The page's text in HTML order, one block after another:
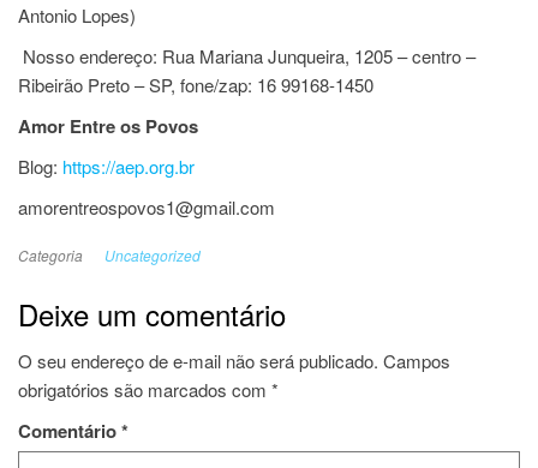
Antonio Lopes)
Nosso endereço: Rua Mariana Junqueira, 1205 – centro –
Ribeirão Preto – SP, fone/zap: 16 99168-1450
Amor Entre os Povos
Blog: https://aep.org.br
amorentreospovos1@gmail.com
Categoria Uncategorized
Deixe um comentário
O seu endereço de e-mail não será publicado. Campos
obrigatórios são marcados com *
Comentário*